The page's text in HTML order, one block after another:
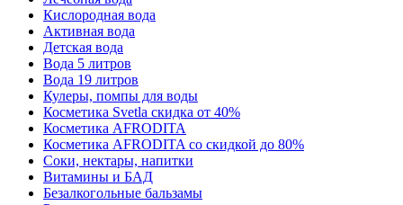
Кислородная вода
Активная вода
Детская вода
Вода 5 литров
Вода 19 литров
Кулеры, помпы для воды
Косметика Svetla скидка от 40%
Косметика AFRODITA
Косметика AFRODITA со скидкой до 80%
Соки, нектары, напитки
Витамины и БАД
Безалкогольные бальзамы